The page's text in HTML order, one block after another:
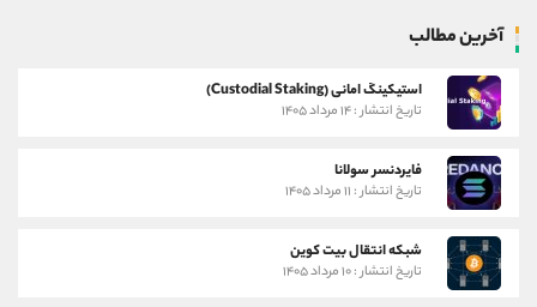
آخرین مطالب
استیکینگ امانی (Custodial Staking)
تاریخ انتشار : ۱۴ مرداد ۱۴۰۵
فایردنسر سولانا
تاریخ انتشار : ۱۱ مرداد ۱۴۰۵
شبکه انتقال بیت کوین
تاریخ انتشار : ۱۰ مرداد ۱۴۰۵